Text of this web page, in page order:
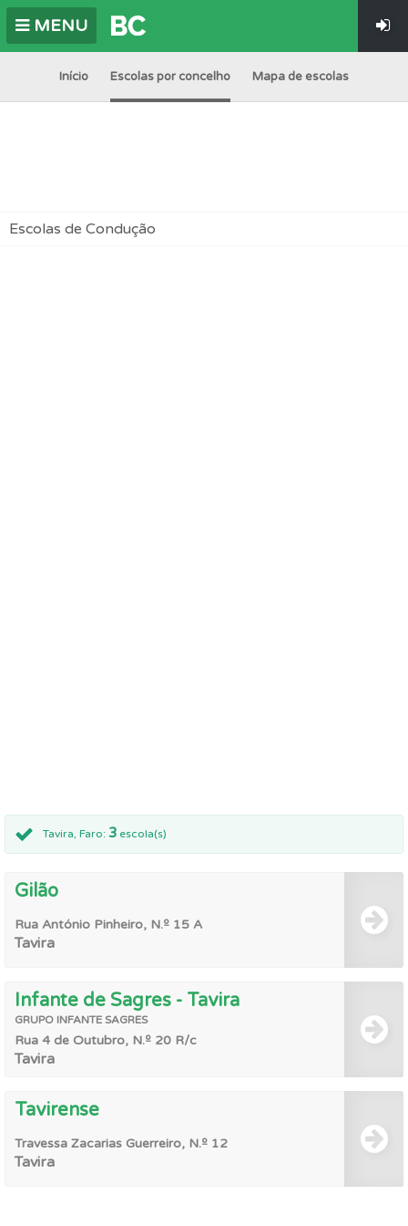
MENU
Início Escolas por concelho Mapa de escolas
Escolas de Condução
Tavira, Faro: 3 escola(s)
Gilão
Rua António Pinheiro, N.º 15 A
Tavira
Infante de Sagres - Tavira
GRUPO INFANTE SAGRES
Rua 4 de Outubro, N.º 20 R/c
Tavira
Tavirense
Travessa Zacarias Guerreiro, N.º 12
Tavira